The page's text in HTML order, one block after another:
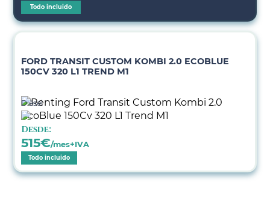
Todo incluido
FORD TRANSIT CUSTOM KOMBI 2.0 ECOBLUE
150CV 320 L1 TREND M1
Diésel
Desde:
515€/mes+IVA
Todo incluido